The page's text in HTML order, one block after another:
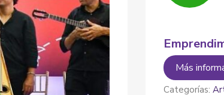
Más
Categorías: